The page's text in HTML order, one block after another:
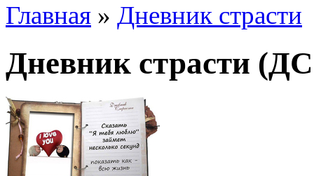
Главная » Дневник страсти
Дневник страсти